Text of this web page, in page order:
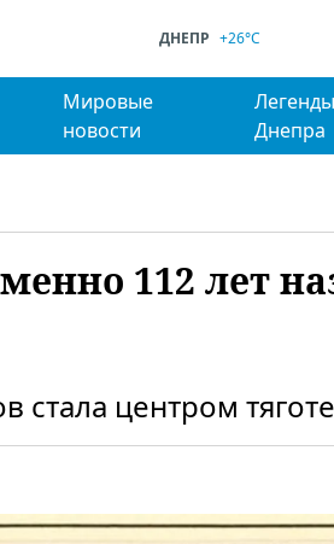
ДНЕПР +26°C
Мировые
новости
Легенды
Днепра
112 лет
центром